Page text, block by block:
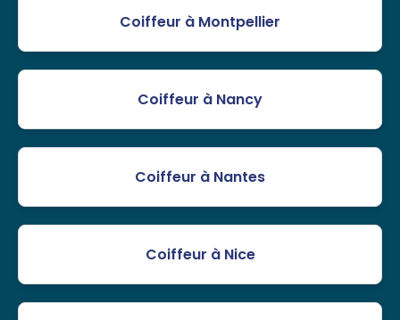
Coiffeur à Montpellier
Coiffeur à Nancy
Coiffeur à Nantes
Coiffeur à Nice